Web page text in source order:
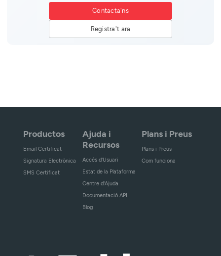
Contacta'ns
Registra't ara
Productos
Email Certificat
Signatura Electrònica
SMS Certificat
Ajuda i
Recursos
Accés d'Usuari
Estat de la Plataforma
Centre d'Ajuda
Documentació API
Blog
Plans i Preus
Plans i Preus
Com funciona